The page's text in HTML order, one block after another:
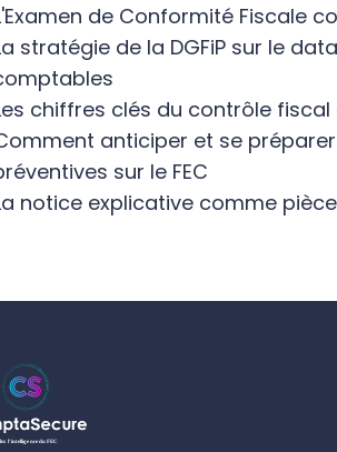
de Conformité Fiscale
stratégie de la DGFiP sur le
chiffres clés du contrôle fiscal
anticiper et se
sur le FEC
notice explicative comme